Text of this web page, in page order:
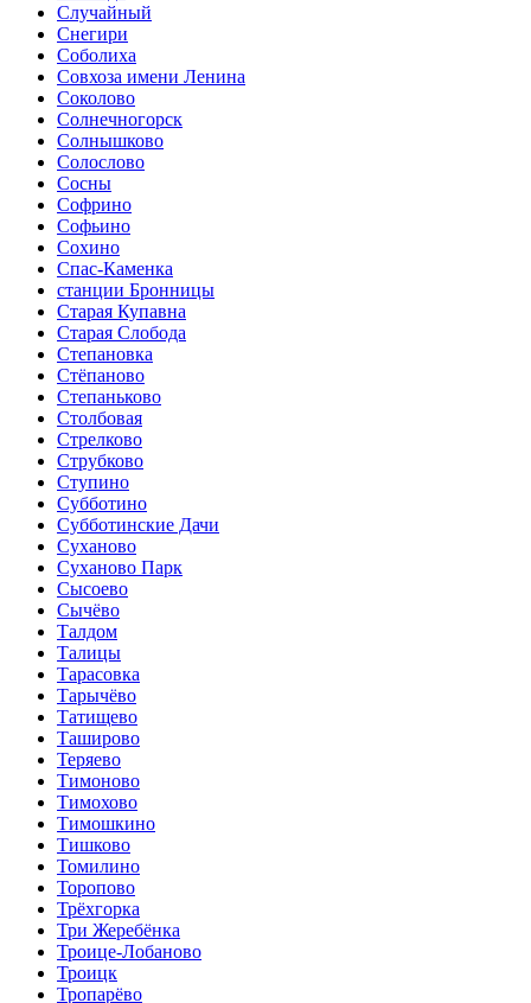
Случайный
Снегири
Соболиха
Совхоза имени Ленина
Соколово
Солнечногорск
Солнышково
Солослово
Сосны
Софрино
Софьино
Сохино
Спас-Каменка
станции Бронницы
Старая Купавна
Старая Слобода
Степановка
Стёпаново
Степаньково
Столбовая
Стрелково
Струбково
Ступино
Субботино
Субботинские Дачи
Суханово
Суханово Парк
Сысоево
Сычёво
Талдом
Талицы
Тарасовка
Тарычёво
Татищево
Таширово
Теряево
Тимоново
Тимохово
Тимошкино
Тишково
Томилино
Торопово
Трёхгорка
Три Жеребёнка
Троице-Лобаново
Троицк
Тропарёво